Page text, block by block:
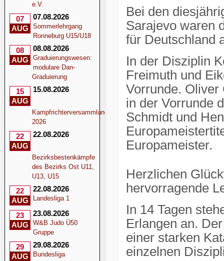
e.V.
07
AUG
07.08.2026
Sommerlehrgang
Ronneburg U15/U18
08
AUG
08.08.2026
Graduierungswesen:
modulare Dan-
Graduierung
15
AUG
15.08.2026
Kampfrichterversammlung
2026
22
AUG
22.08.2026
Bezirksbestenkämpfe
des Bezirks Ost U11,
U13, U15
22
AUG
22.08.2026
Landesliga 1
23
AUG
23.08.2026
W&B Judo Ü50
Gruppe
29
AUG
29.08.2026
Bundesliga
Bei den
Sarajevo waren
für Deutschland
In der Disziplin
Freimuth und
Vorrunde. Oliver
in der Vorrunde
Schmidt und
Europameister.
Herzlichen
hervorragende
In 14 Tagen
Erlangen an.
einer starken
einzelnen